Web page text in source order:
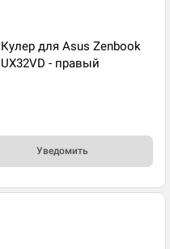
Кулер для Asus Zenbook
UX32VD - правый
Уведомить